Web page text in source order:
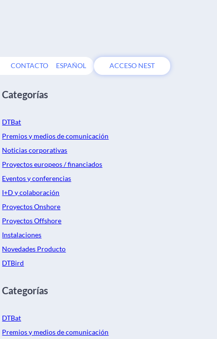
CONTACTO ESPAÑOL ACCESO NEST
Categorías
DTBat
Premios y medios de comunicación
Noticias corporativas
Proyectos europeos / financiados
Eventos y conferencias
I+D y colaboración
Proyectos Onshore
Proyectos Offshore
Instalaciones
Novedades Producto
DTBird
Categorías
DTBat
Premios y medios de comunicación